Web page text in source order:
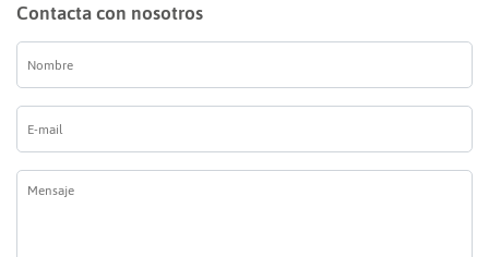
Contacta con nosotros
Nombre
E-
mail
*
Mensaje